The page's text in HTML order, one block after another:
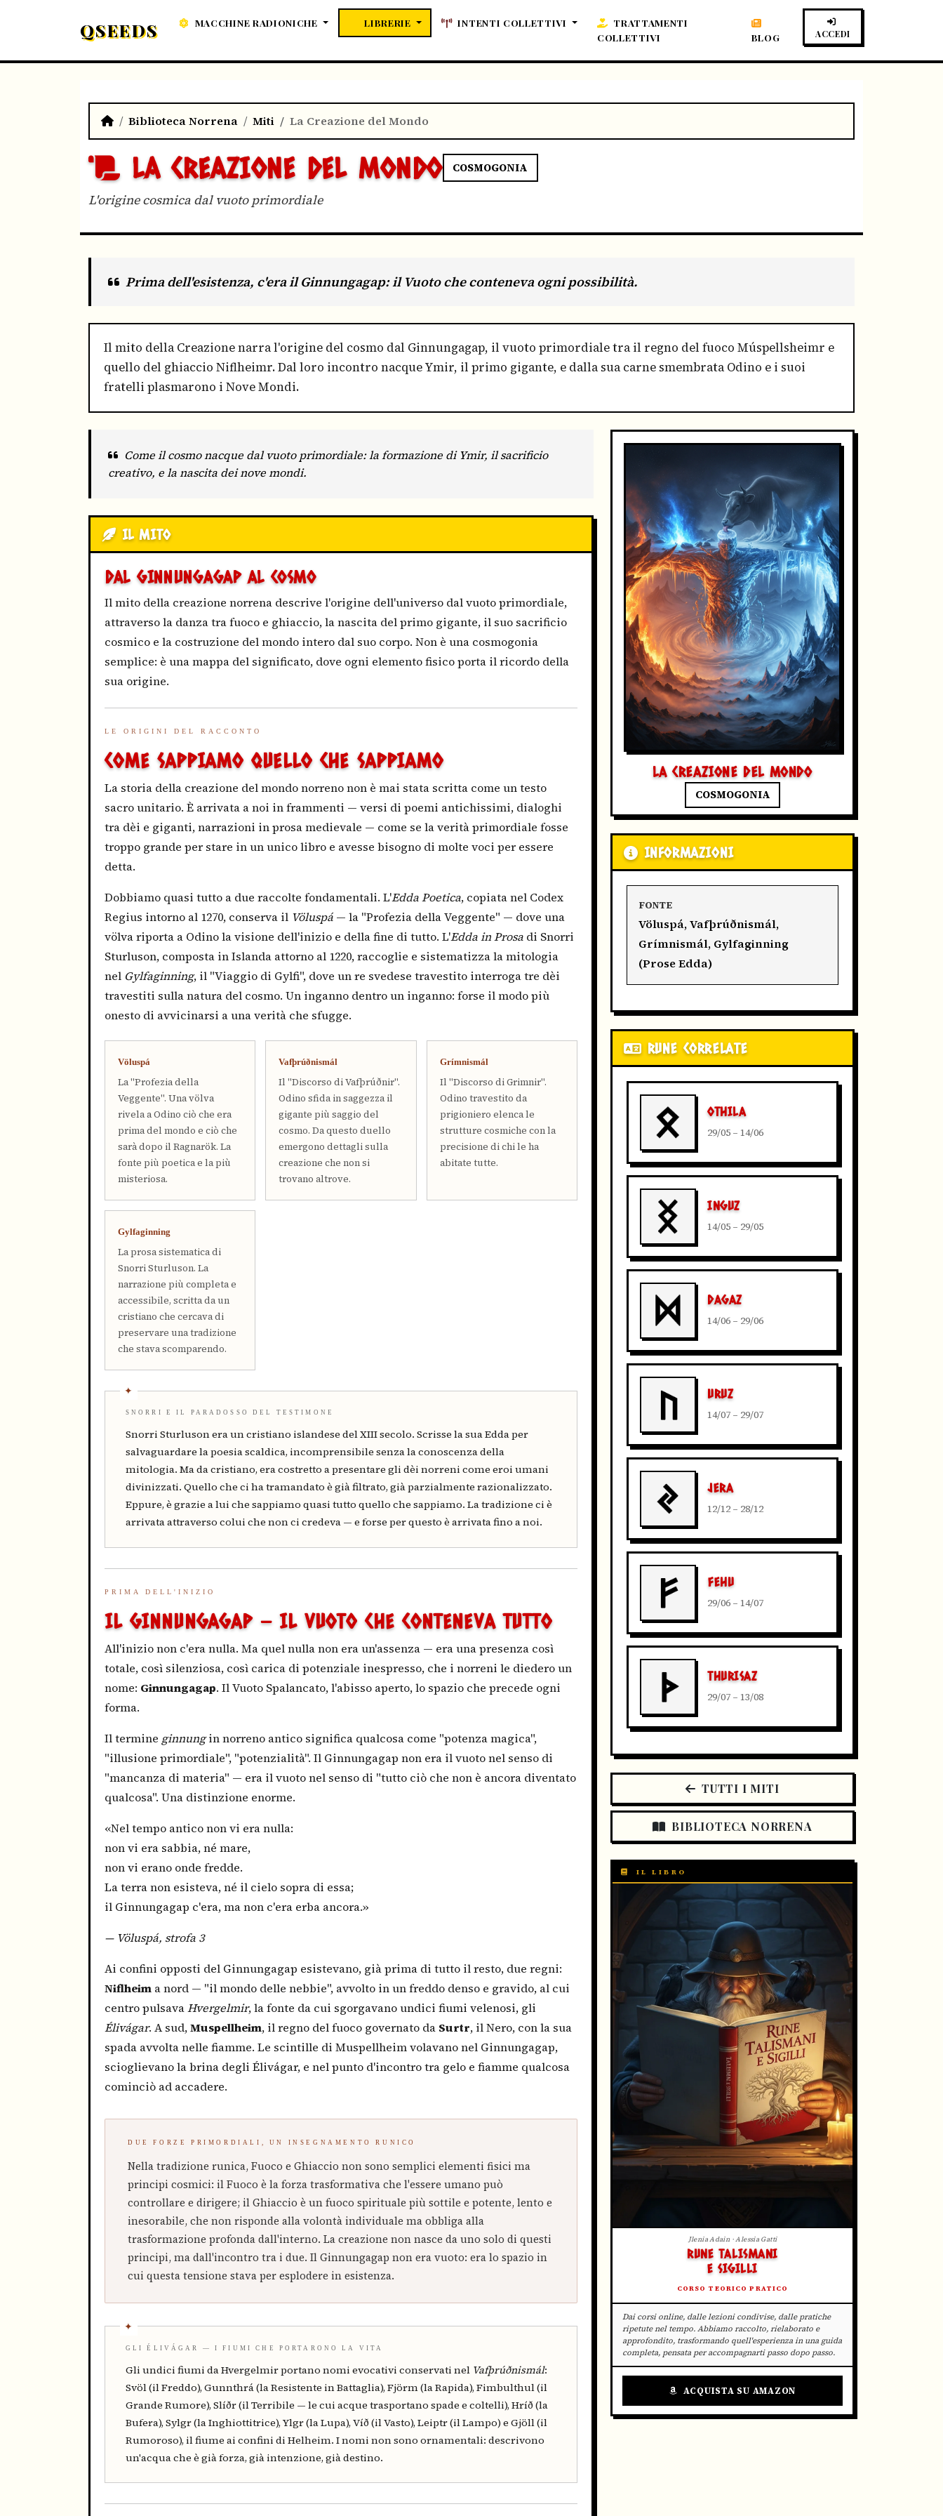
QSEEDS MACCHINE RADIONICHE LIBRERIE INTENTI COLLETTIVI
TRATTAMENTI
COLLETTIVI
BLOG ACCEDI
Biblioteca Norrena Miti La Creazione del Mondo
LA CREAZIONE DEL MONDO COSMOGONIA
L'origine cosmica dal vuoto primordiale
Prima dell'esistenza, c'era il Ginnungagap: il Vuoto che conteneva ogni possibilità.
Il mito della Creazione narra l'origine del cosmo dal Ginnungagap, il vuoto primordiale tra il regno del fuoco Múspellsheimr e
quello del ghiaccio Niflheimr. Dal loro incontro nacque Ymir, il primo gigante, e dalla sua carne smembrata Odino e i suoi
fratelli plasmarono i Nove Mondi.
Come il cosmo nacque dal vuoto primordiale: la formazione di Ymir, il sacrificio
creativo, e la nascita dei nove mondi.
IL MITO
DAL GINNUNGAGAP AL COSMO
Il mito della creazione norrena descrive l'origine dell'universo dal vuoto primordiale,
attraverso la danza tra fuoco e ghiaccio, la nascita del primo gigante, il suo sacrificio
cosmico e la costruzione del mondo intero dal suo corpo. Non è una cosmogonia
semplice: è una mappa del significato, dove ogni elemento fisico porta il ricordo della
sua origine.
LE ORIGINI DEL RACCONTO
COME SAPPIAMO QUELLO CHE SAPPIAMO
La storia della creazione del mondo norreno non è mai stata scritta come un testo
sacro unitario. È arrivata a noi in frammenti — versi di poemi antichissimi, dialoghi
tra dèi e giganti, narrazioni in prosa medievale — come se la verità primordiale fosse
troppo grande per stare in un unico libro e avesse bisogno di molte voci per essere
detta.
Dobbiamo quasi tutto a due raccolte fondamentali. L'Edda Poetica, copiata nel Codex
Regius intorno al 1270, conserva il Völuspá — la "Profezia della Veggente" — dove una
völva riporta a Odino la visione dell'inizio e della fine di tutto. L'Edda in Prosa di Snorri
Sturluson, composta in Islanda attorno al 1220, raccoglie e sistematizza la mitologia
nel Gylfaginning, il "Viaggio di Gylfi", dove un re svedese travestito interroga tre dèi
travestiti sulla natura del cosmo. Un inganno dentro un inganno: forse il modo più
onesto di avvicinarsi a una verità che sfugge.
Völuspá
La "Profezia della
Veggente". Una völva
rivela a Odino ciò che era
prima del mondo e ciò che
sarà dopo il Ragnarök. La
fonte più poetica e la più
misteriosa.
Vafþrúðnismál
Il "Discorso di Vafþrúðnir".
Odino sfida in saggezza il
gigante più saggio del
cosmo. Da questo duello
emergono dettagli sulla
creazione che non si
trovano altrove.
Grímnismál
Il "Discorso di Grimnir".
Odino travestito da
prigioniero elenca le
strutture cosmiche con la
precisione di chi le ha
abitate tutte.
Gylfaginning
La prosa sistematica di
Snorri Sturluson. La
narrazione più completa e
accessibile, scritta da un
cristiano che cercava di
preservare una tradizione
che stava scomparendo.
SNORRI E IL PARADOSSO DEL TESTIMONE
Snorri Sturluson era un cristiano islandese del XIII secolo. Scrisse la sua Edda per
salvaguardare la poesia scaldica, incomprensibile senza la conoscenza della
mitologia. Ma da cristiano, era costretto a presentare gli dèi norreni come eroi umani
divinizzati. Quello che ci ha tramandato è già filtrato, già parzialmente razionalizzato.
Eppure, è grazie a lui che sappiamo quasi tutto quello che sappiamo. La tradizione ci è
arrivata attraverso colui che non ci credeva — e forse per questo è arrivata fino a noi.
PRIMA DELL'INIZIO
IL GINNUNGAGAP — IL VUOTO CHE CONTENEVA TUTTO
All'inizio non c'era nulla. Ma quel nulla non era un'assenza — era una presenza così
totale, così silenziosa, così carica di potenziale inespresso, che i norreni le diedero un
nome: Ginnungagap. Il Vuoto Spalancato, l'abisso aperto, lo spazio che precede ogni
forma.
Il termine ginnungin norreno antico significa qualcosa come "potenza magica",
"illusione primordiale", "potenzialità". Il Ginnungagap non era il vuoto nel senso di
"mancanza di materia" — era il vuoto nel senso di "tutto ciò che non è ancora diventato
qualcosa". Una distinzione enorme.
«Nel tempo antico non vi era nulla:
non vi era sabbia, né mare,
non vi erano onde fredde.
La terra non esisteva, né il cielo sopra di essa;
il Ginnungagap c'era, ma non c'era erba ancora.»
— Völuspá, strofa 3
Ai confini opposti del Ginnungagap esistevano, già prima di tutto il resto, due regni:
Niflheim a nord — "il mondo delle nebbie", avvolto in un freddo denso e gravido, al cui
centro pulsavaHvergelmir, la fonte da cui sgorgavano undici fiumi velenosi, gli
Élivágar. A sud,Muspellheim, il regno del fuoco governato da Surtr, il Nero, con la sua
spada avvolta nelle fiamme. Le scintille di Muspellheim volavano nel Ginnungagap,
scioglievano la brina degli Élivágar, e nel punto d'incontro tra gelo e fiamme qualcosa
cominciò ad accadere.
DUE FORZE PRIMORDIALI, UN INSEGNAMENTO RUNICO
Nella tradizione runica, Fuoco e Ghiaccio non sono semplici elementi fisici ma
principi cosmici: il Fuoco è la forza trasformativa che l'essere umano può
controllare e dirigere; il Ghiaccio è un fuoco spirituale più sottile e potente, lento e
inesorabile, che non risponde alla volontà individuale ma obbliga alla
trasformazione profonda dall'interno. La creazione non nasce da uno solo di questi
principi, ma dall'incontro tra i due. Il Ginnungagap non era vuoto: era lo spazio in
cui questa tensione stava per esplodere in esistenza.
GLI ÉLIVÁGAR — I FIUMI CHE PORTARONO LA VITA
Gli undici fiumi da Hvergelmir portano nomi evocativi conservati nel Vafþrúðnismál:
Svöl (il Freddo), Gunnthrá (la Resistente in Battaglia), Fjörm (la Rapida), Fimbulthul (il
Grande Rumore), Slíðr (il Terribile — le cui acque trasportano spade e coltelli), Hríð (la
Bufera), Sylgr (la Inghiottitrice), Ylgr (la Lupa), Víð (il Vasto), Leiptr (il Lampo) e Gjöll (il
Rumoroso), il fiume ai confini di Helheim. I nomi non sono ornamentali: descrivono
un'acqua che è già forza, già intenzione, già destino.
LA CREAZIONE DEL MONDO
COSMOGONIA
INFORMAZIONI
FONTE
Völuspá, Vafþrúðnismál,
Grímnismál, Gylfaginning
(Prose Edda)
RUNE CORRELATE
OTHILA
29/05 – 14/06
INGUZ
14/05 – 29/05
DAGAZ
14/06 – 29/06
URUZ
14/07 – 29/07
JERA
12/12 – 28/12
FEHU
29/06 – 14/07
THURISAZ
29/07 – 13/08
TUTTI I MITI
BIBLIOTECA NORRENA
IL LIBRO
Jlenia Adain · Alessia Gatti
RUNE TALISMANI
E SIGILLI
CORSO TEORICO PRATICO
Dai corsi online, dalle lezioni condivise, dalle pratiche
ripetute nel tempo. Abbiamo raccolto, rielaborato e
approfondito, trasformando quell'esperienza in una guida
completa, pensata per accompagnarti passo dopo passo.
ACQUISTA SU AMAZON